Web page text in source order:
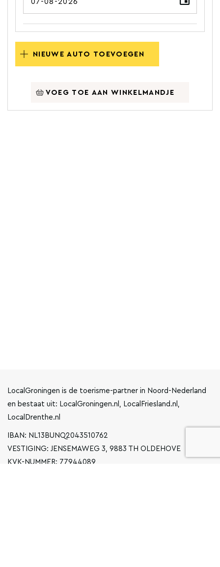
NIEUWE AUTO TOEVOEGEN
VOEG TOE AAN WINKELMANDJE
LocalGroningen is de toerisme-partner in Noord-Nederland
en bestaat uit: LocalGroningen.nl, LocalFriesland.nl,
LocalDrenthe.nl
IBAN: NL13BUNQ2043510762
VESTIGING: JENSEMAWEG 3, 9883 TH OLDEHOVE
KVK-NUMMER: 77944089